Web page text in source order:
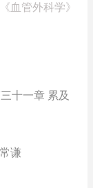
《血管外科学》
十一章 累及
谦